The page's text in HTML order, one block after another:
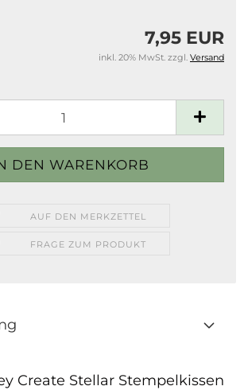
7,95 EUR
inkl. 20% MwSt. zzgl. Versand
AUF DEN MERKZETTEL
FRAGE ZUM PRODUKT
Create Stellar Stempelkissen